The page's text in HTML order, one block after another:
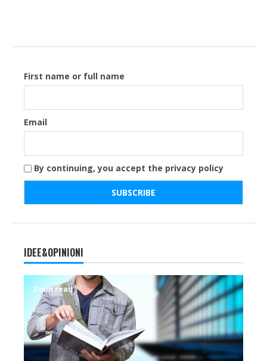
First name or full name
Email
By continuing, you accept the privacy policy
IDEE&OPINIONI
2 min read